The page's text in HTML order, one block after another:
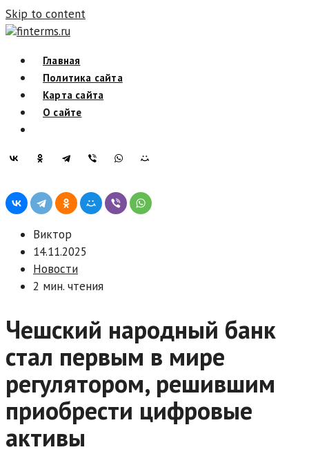
Skip to content
finterms.ru
Главная
Политика сайта
Карта сайта
О сайте
Виктор
14.11.2025
Новости
2 мин. чтения
Чешский народный банк
стал первым в мире
регулятором, решившим
приобрести цифровые
активы